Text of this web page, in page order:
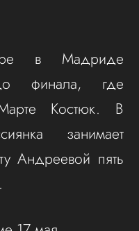
в Мадриде
финала, где
Костюк. В
занимает
Андреевой пять